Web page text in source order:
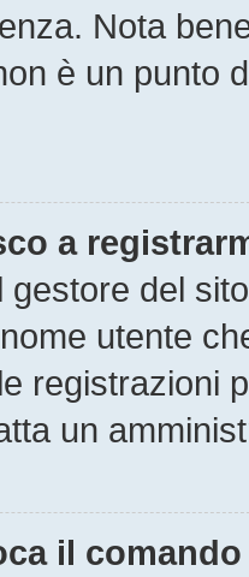
Nota
è un punto
a
gestore del
utente
registrazioni
un
il